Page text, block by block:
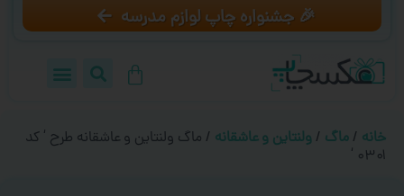
🎉 جشنواره چاپ لوازم مدرسه
خانه / ماگ / ولنتاین و عاشقانه / ماگ ولنتاین و عاشقانه طرح ‘ کد
۰۳۰۱ ‘